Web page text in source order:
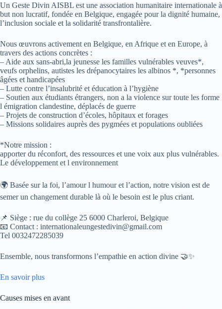
Un Geste Divin AISBL est une association humanitaire internationale à
but non lucratif, fondée en Belgique, engagée pour la dignité humaine,
l’inclusion sociale et la solidarité transfrontalière.
Nous œuvrons activement en Belgique, en Afrique et en Europe, à
travers des actions concrètes :
– Aide aux sans-abri,la jeunesse les familles vulnérables veuves*,
veufs orphelins, autistes les drépanocytaires les albinos *, *personnes
âgées et handicapées
– Lutte contre l’insalubrité et éducation à l’hygiène
– Soutien aux étudiants étrangers, non a la violence sur toute les forme
l émigration clandestine, déplacés de guerre
– Projets de construction d’écoles, hôpitaux et forages
– Missions solidaires auprès des pygmées et populations oubliées
*Notre mission :
apporter du réconfort, des ressources et une voix aux plus vulnérables.
Le développement et l environnement
🌍 Basée sur la foi, l’amour l humour et l’action, notre vision est de
semer un changement durable là où le besoin est le plus criant.
📌 Siège : rue du collège 25 6000 Charleroi, Belgique
📧 Contact : internationaleungestedivin@gmail.com
Tel 0032472285039
Ensemble, nous transformons l’empathie en action divine 🤝✨
En savoir plus
Causes mises en avant